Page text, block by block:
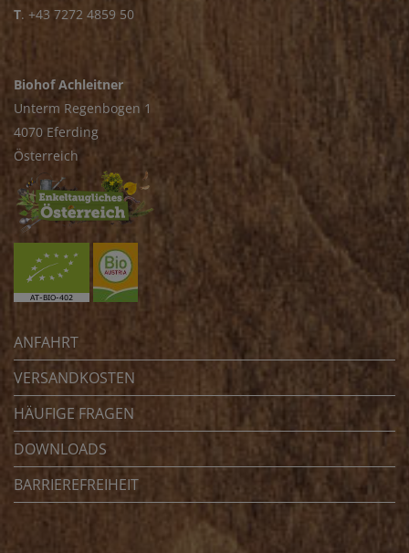
T. +43 7272 4859 50
Biohof Achleitner
Unterm Regenbogen 1
4070 Eferding
Österreich
ANFAHRT
VERSANDKOSTEN
HÄUFIGE FRAGEN
DOWNLOADS
BARRIEREFREIHEIT